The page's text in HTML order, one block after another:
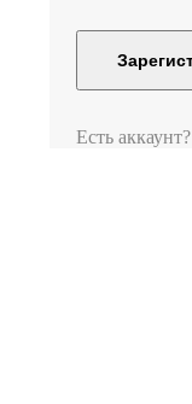
Есть аккаунт?